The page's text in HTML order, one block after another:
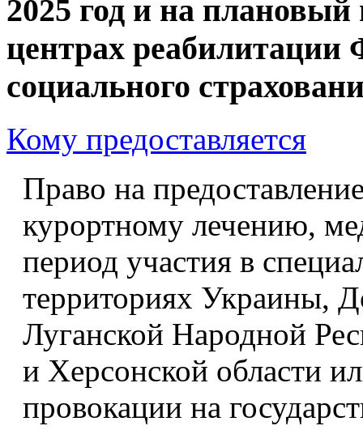
2025 год и на плановый
центрах реабилитации
социального
Кому предоставляется
Право на
курортному лечению,
период участия в
территориях Украины,
Луганской Народной
и Херсонской области
провокации на